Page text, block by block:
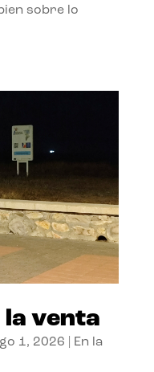
sobre lo
la venta
1, 2026
En la